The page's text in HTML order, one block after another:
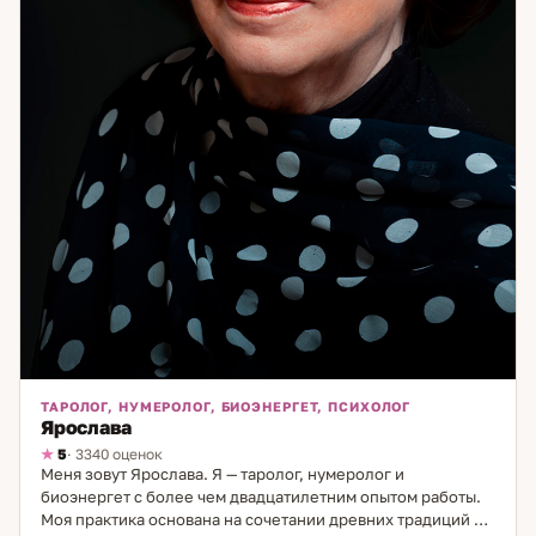
ТАРОЛОГ, НУМЕРОЛОГ, БИОЭНЕРГЕТ, ПСИХОЛОГ
Ярослава
5· 3340 оценок
Меня зовут Ярослава. Я — таролог, нумеролог и
биоэнергет с более чем двадцатилетним опытом работы.
Моя практика основана на сочетании древних традиций и